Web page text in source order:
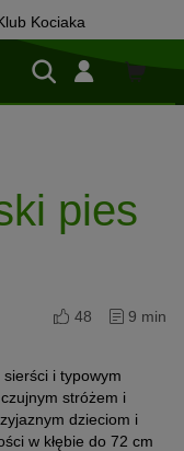
Kociaka
Sklep
pies
48 9 min
i typowym
stróżem i
dzieciom i
w kłębie do 72 cm